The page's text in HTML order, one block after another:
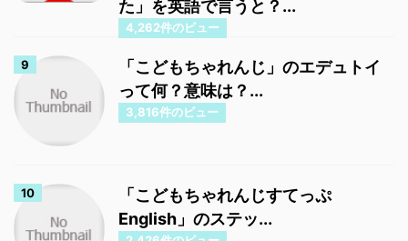
た」を英語で言うと？...
4,262件のビュー
「こどもちゃれんじ」のエデュトイ
って何？意味は？...
3,816件のビュー
「こどもちゃれんじすてっぷ
English」のステッ...